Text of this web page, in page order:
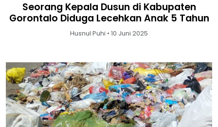
Seorang Kepala Dusun di Kabupaten
Gorontalo Diduga Lecehkan Anak 5 Tahun
Husnul Puhi • 10 Juni 2025